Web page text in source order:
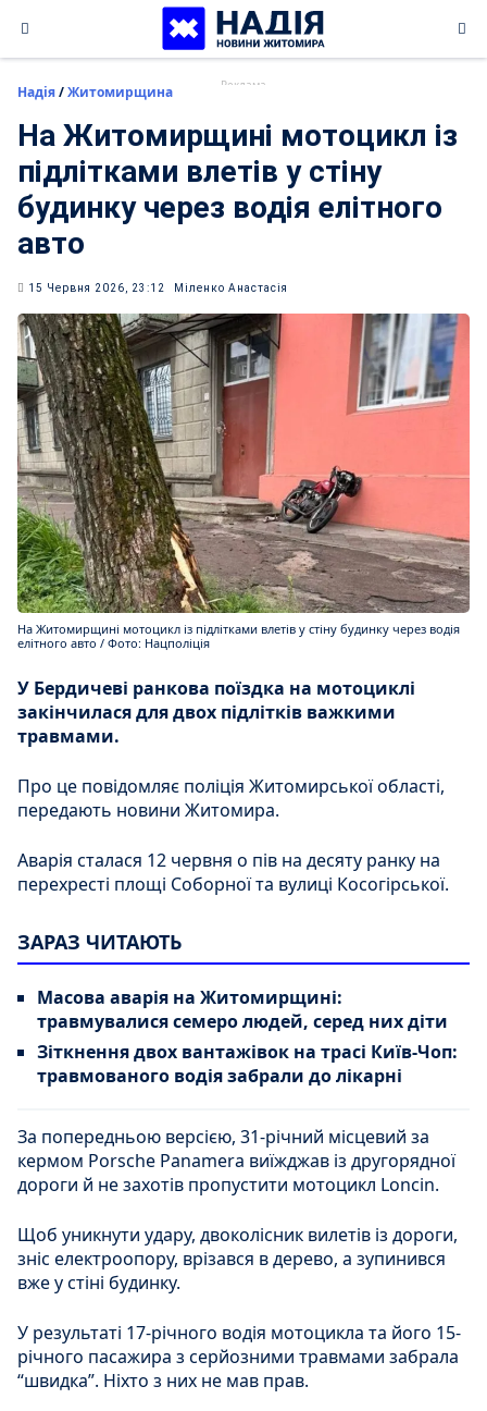
content
Надія/Житомирщина
На Житомирщині мотоцикл із
підлітками влетів у стіну
будинку через водія елітного
авто
15 Червня 2026, 23:12 Міленко Анастасія
На Житомирщині мотоцикл із підлітками влетів у стіну будинку через водія
елітного авто / Фото: Нацполіція
У Бердичеві ранкова поїздка на мотоциклі
закінчилася для двох підлітків важкими
травмами.
Про це повідомляє поліція Житомирської області,
передають новини Житомира.
Аварія сталася 12 червня о пів на десяту ранку на
перехресті площі Соборної та вулиці Косогірської.
ЗАРАЗ ЧИТАЮТЬ
Масова аварія на Житомирщині:
травмувалися семеро людей, серед них діти
Зіткнення двох вантажівок на трасі Київ-Чоп:
травмованого водія забрали до лікарні
За попередньою версією, 31-річний місцевий за
кермом Porsche Panamera виїжджав із другорядної
дороги й не захотів пропустити мотоцикл Loncin.
Щоб уникнути удару, двоколісник вилетів із дороги,
зніс електроопору, врізався в дерево, а зупинився
вже у стіні будинку.
У результаті 17-річного водія мотоцикла та його 15-
річного пасажира з серйозними травмами забрала
“швидка”. Ніхто з них не мав прав.